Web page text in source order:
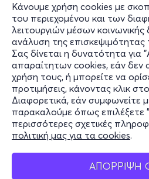
Κάνουμε χρήση cookies με
του περιεχομένου και των
λειτουργιών μέσων κοινωνικής
ανάλυση της
Σας δίνεται η δυνατότητα
απαραίτητων cookies, εάν δεν
χρήση τους, ή μπορείτε να
προτιμήσεις, κάνοντας κλικ
Διαφορετικά, εάν συμφωνείτε
παρακαλούμε όπως επιλέξετε
περισσότερες σχετικές
πολιτική μας για τα cookies.
ΑΠΟΡΡΙΨΗ
Πληροφορίες
Υποστήριξη
Stay Connected
Mobile app